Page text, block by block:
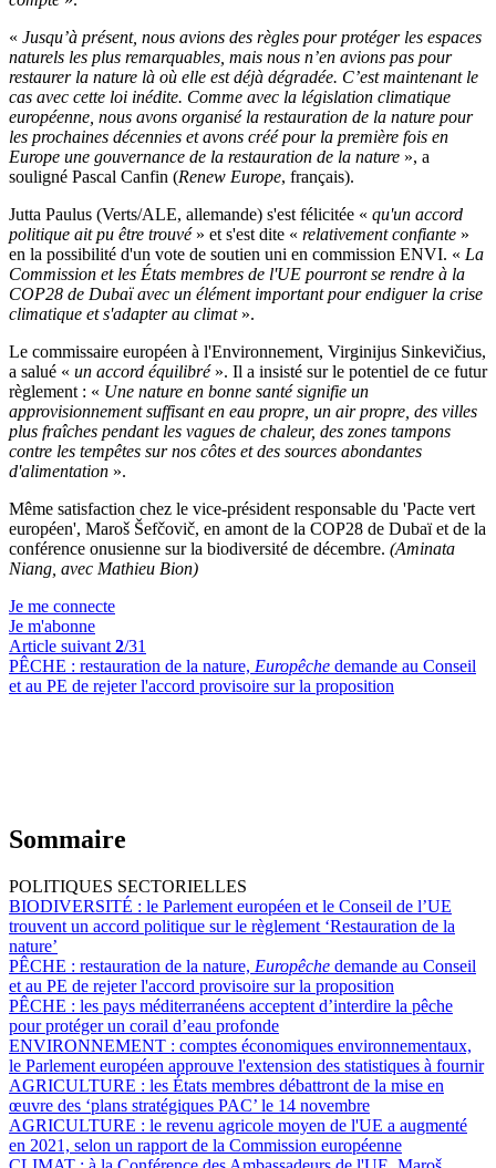
« Jusqu’à présent, nous avions des règles pour protéger les espaces
naturels les plus remarquables, mais nous n’en avions pas pour
restaurer la nature là où elle est déjà dégradée. C’est maintenant le
cas avec cette loi inédite. Comme avec la législation climatique
européenne, nous avons organisé la restauration de la nature pour
les prochaines décennies et avons créé pour la première fois en
Europe une gouvernance de la restauration de la nature », a
souligné Pascal Canfin (Renew Europe, français).
Jutta Paulus (Verts/ALE, allemande) s'est félicitée « qu'un accord
politique ait pu être trouvé » et s'est dite « relativement confiante »
en la possibilité d'un vote de soutien uni en commission ENVI. « La
Commission et les États membres de l'UE pourront se rendre à la
COP28 de Dubaï avec un élément important pour endiguer la crise
climatique et s'adapter au climat ».
Le commissaire européen à l'Environnement, Virginijus Sinkevičius,
a salué « un accord équilibré ». Il a insisté sur le potentiel de ce futur
règlement : « Une nature en bonne santé signifie un
approvisionnement suffisant en eau propre, un air propre, des villes
plus fraîches pendant les vagues de chaleur, des zones tampons
contre les tempêtes sur nos côtes et des sources abondantes
d'alimentation ».
Même satisfaction chez le vice-président responsable du 'Pacte vert
européen', Maroš Šefčovič, en amont de la COP28 de Dubaï et de la
conférence onusienne sur la biodiversité de décembre. (Aminata
Niang, avec Mathieu Bion)
Je me connecte
Je m'abonne
Article suivant 2/31
PÊCHE : restauration de la nature, Europêche demande au Conseil
et au PE de rejeter l'accord provisoire sur la proposition
Sommaire
POLITIQUES SECTORIELLES
BIODIVERSITÉ : le Parlement européen et le Conseil de l’UE
trouvent un accord politique sur le règlement ‘Restauration de la
nature’
PÊCHE : restauration de la nature, Europêche demande au Conseil
et au PE de rejeter l'accord provisoire sur la proposition
PÊCHE : les pays méditerranéens acceptent d’interdire la pêche
pour protéger un corail d’eau profonde
ENVIRONNEMENT : comptes économiques environnementaux,
le Parlement européen approuve l'extension des statistiques à fournir
AGRICULTURE : les États membres débattront de la mise en
œuvre des ‘plans stratégiques PAC’ le 14 novembre
AGRICULTURE : le revenu agricole moyen de l'UE a augmenté
en 2021, selon un rapport de la Commission européenne